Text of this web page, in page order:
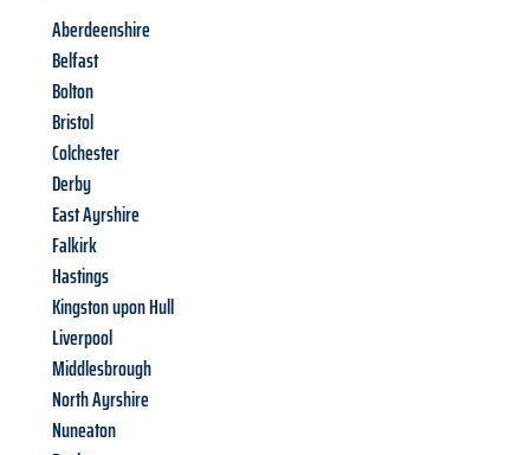
Aberdeenshire
Belfast
Bolton
Bristol
Colchester
Derby
East Ayrshire
Falkirk
Hastings
Kingston upon Hull
Liverpool
Middlesbrough
North Ayrshire
Nuneaton